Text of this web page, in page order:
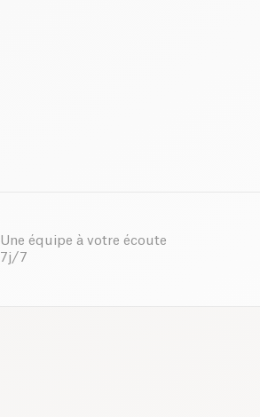
Une équipe à votre écoute
7j/7